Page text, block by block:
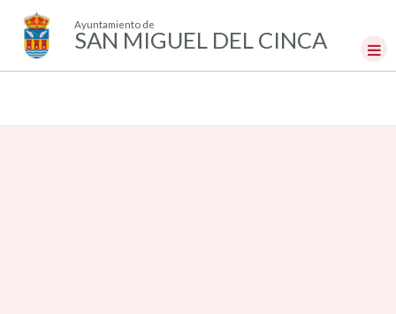
Ayuntamiento de
SAN MIGUEL DEL CINCA